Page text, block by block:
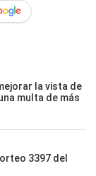
la vista de
multa de más
3397 del